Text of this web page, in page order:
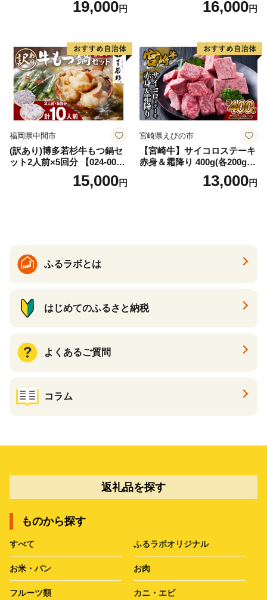
19,000円 16,000円
福岡県中間市
(訳あり)博多若杉牛もつ鍋セ
ット2人前×5回分 【024-002
15,000円
宮崎県えびの市
【宮崎牛】サイコロステーキ
赤身＆霜降り 400g(各200g×
１P 計2P) 真空パック 冷凍
13,000円
ふるラボとは
はじめてのふるさと納税
よくあるご質問
コラム
返礼品を探す
ものから探す
すべて ふるラボオリジナル
お米・パン お肉
フルーツ類 カニ・エビ